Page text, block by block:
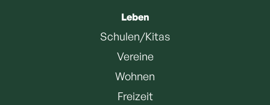
Leben
Schulen/Kitas
Vereine
Wohnen
Freizeit